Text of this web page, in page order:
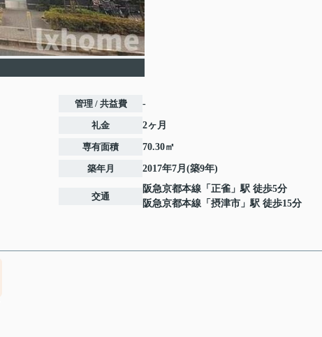
管理 / 共益費 -
礼金 2ヶ月
専有面積 70.30㎡
築年月 2017年7月(築9年)
交通
阪急京都本線 「 正雀 」駅 徒歩5分
阪急京都本線 「 摂津市 」駅 徒歩15分